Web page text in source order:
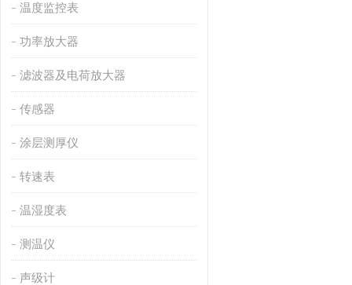
温度监控表
功率放大器
滤波器及电荷放大器
传感器
涂层测厚仪
转速表
温湿度表
测温仪
声级计